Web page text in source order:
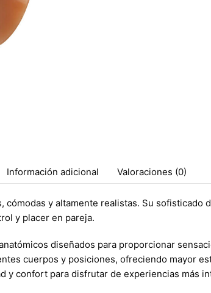
Información adicional Valoraciones (0)
y altamente realistas. Su
y placer en pareja.
diseñados para proporcionar
cuerpos y posiciones, ofreciendo mayor
y confort para disfrutar de experiencias más